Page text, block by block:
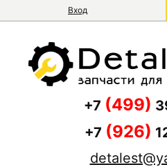
Вход
+7 (499)
+7 (926)